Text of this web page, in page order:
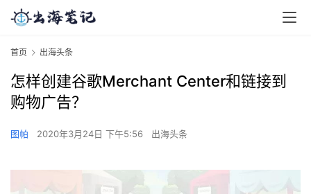
首页 出海头条
怎样创建谷歌Merchant Center和链接到
购物广告？
图帕 2020年3月24日 下午5:56 出海头条